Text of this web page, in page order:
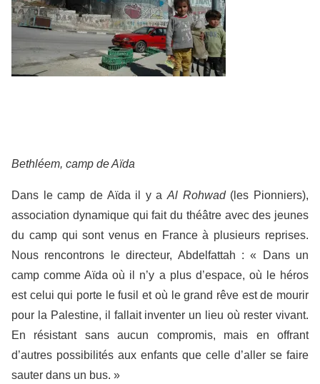
Bethléem, camp de Aïda
Dans le camp de Aïda il y aAl Rohwad(les Pionniers),
association dynamique qui fait du théâtre avec des jeunes
du camp qui sont venus en France à plusieurs reprises.
Nous rencontrons le directeur, Abdelfattah : « Dans un
camp comme Aïda où il n’y a plus d’espace, où le héros
est celui qui porte le fusil et où le grand rêve est de mourir
pour la Palestine, il fallait inventer un lieu où rester vivant.
En résistant sans aucun compromis, mais en offrant
d’autres possibilités aux enfants que celle d’aller se faire
sauter dans un bus. »